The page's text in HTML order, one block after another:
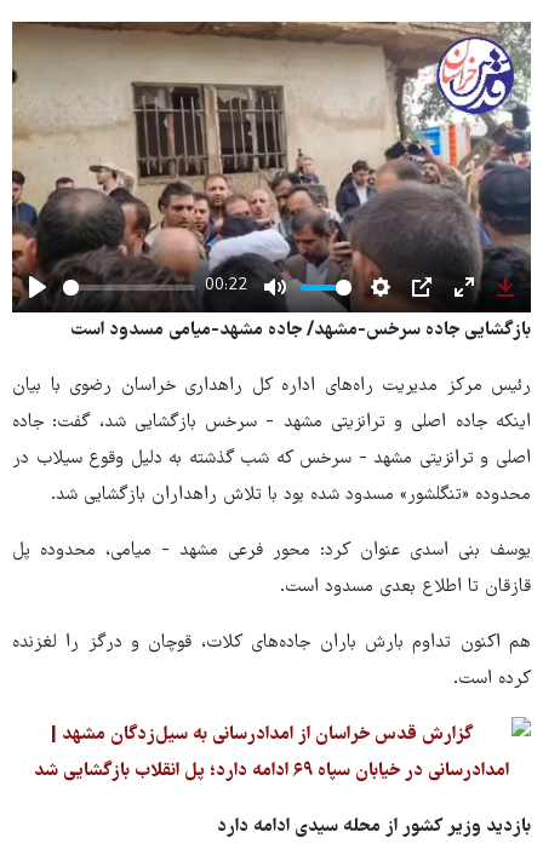
Play
00:22
Mute Settings
PIP Enter
بازگشایی جاده سرخس-مشهد/ جاده مشهد-میامی مسدود است
رئیس مرکز مدیریت راه‌های اداره کل راهداری خراسان رضوی با بیان
اینکه جاده اصلی و ترانزیتی مشهد - سرخس بازگشایی شد، گفت: جاده
اصلی و ترانزیتی مشهد - سرخس که شب گذشته به دلیل وقوع سیلاب در
محدوده «تنگلشور» مسدود شده بود با تلاش راهداران بازگشایی شد.
یوسف بنی اسدی عنوان کرد: محور فرعی مشهد - میامی، محدوده پل
قازقان تا اطلاع بعدی مسدود است.
هم اکنون تداوم بارش باران جاده‌های کلات، قوچان و درگز را لغزنده
کرده است.
بازدید وزیر کشور از محله سیدی ادامه دارد